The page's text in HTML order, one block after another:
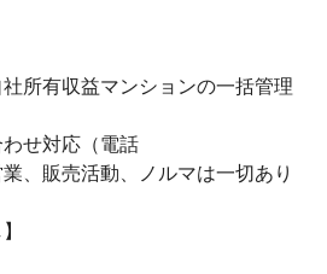
所有収益マンションの一括管理
せ対応（電話
、販売活動、ノルマは一切あり